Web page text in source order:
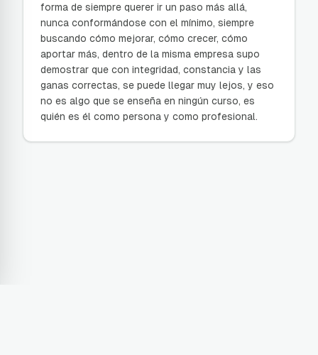
forma de siempre querer ir un paso más allá,
nunca conformándose con el mínimo, siempre
buscando cómo mejorar, cómo crecer, cómo
aportar más, dentro de la misma empresa supo
demostrar que con integridad, constancia y las
ganas correctas, se puede llegar muy lejos, y eso
no es algo que se enseña en ningún curso, es
quién es él como persona y como profesional.